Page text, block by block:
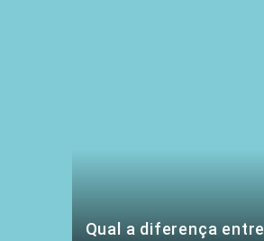
Qual a diferença entre